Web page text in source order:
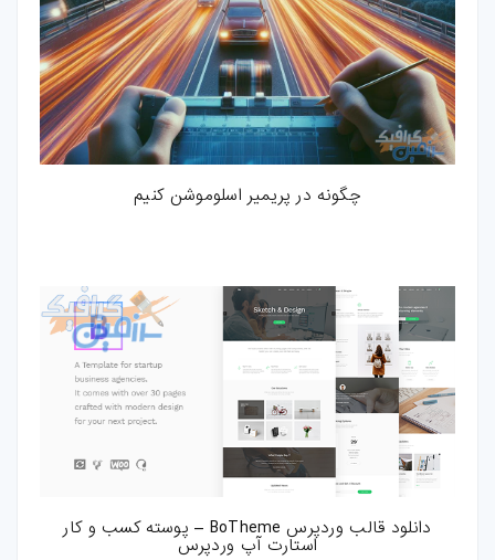
چگونه در پریمیر اسلوموشن کنیم
دانلود قالب وردپرس BoTheme – پوسته کسب و کار
استارت آپ وردپرس